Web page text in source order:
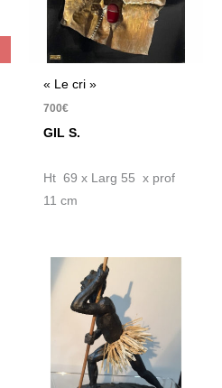
« Le cri »
700€
GIL S.
Ht 69 x Larg 55 x prof
11 cm